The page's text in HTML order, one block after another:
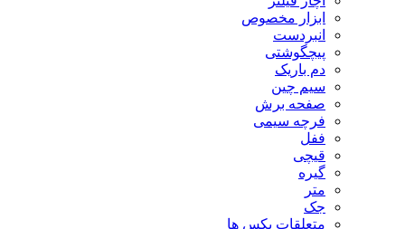
ابزار مخصوص
انبردست
پیچگوشتی
دم باریک
سیم چین
صفحه برش
فرچه سیمی
ففل
قیچی
گیره
متر
جک
متعلقات بکس ها